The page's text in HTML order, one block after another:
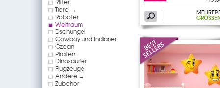
Ritter
Tiere →
Roboter
Weltraum
Dschungel
Cowboy und Indianer
Ozean
Piraten
Dinosaurier
Flugzeuge
Andere →
Zubehör
GRÖSSEN